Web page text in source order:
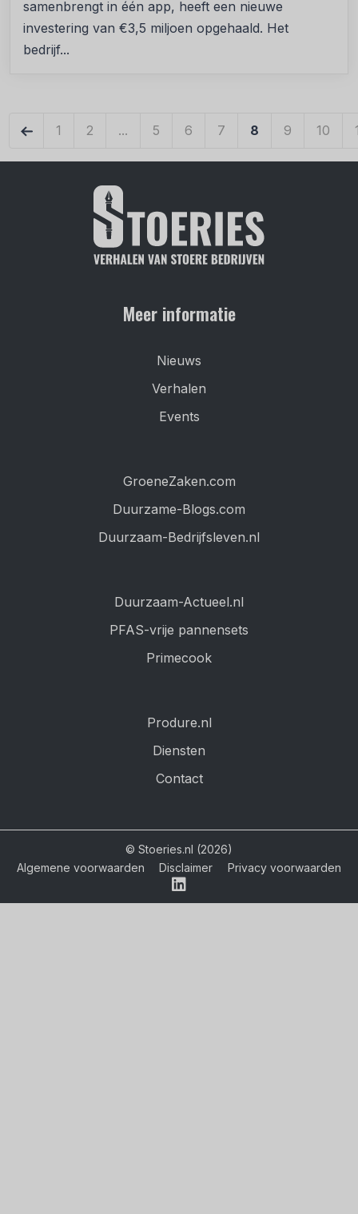
samenbrengt in één app, heeft een nieuwe
investering van €3,5 miljoen opgehaald. Het
bedrijf...
← 1 2 ... 5 6 7 8 9 10
Meer informatie
Nieuws
Verhalen
Events
GroeneZaken.com
Duurzame-Blogs.com
Duurzaam-Bedrijfsleven.nl
Duurzaam-Actueel.nl
PFAS-vrije pannensets
Primecook
Produre.nl
Diensten
Contact
© Stoeries.nl (2026)
Algemene voorwaarden
Disclaimer Privacy voorwaarden